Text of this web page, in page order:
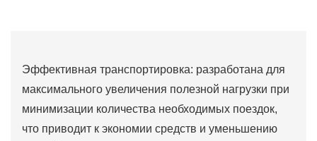
Эффективная транспортировка: разработана для
максимального увеличения полезной нагрузки при
минимизации количества необходимых поездок,
что приводит к экономии средств и уменьшению